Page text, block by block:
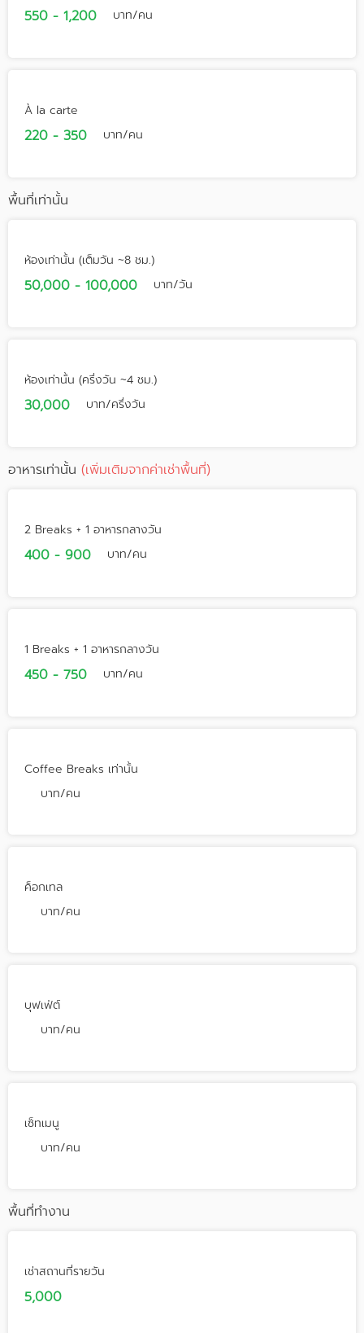
550 - 1,200 บาท/คน
À la carte
220 - 350 บาท/คน
พื้นที่เท่านั้น
ห้องเท่านั้น (เต็มวัน ~8 ชม.)
50,000 - 100,000 บาท/วัน
ห้องเท่านั้น (ครึ่งวัน ~4 ชม.)
30,000 บาท/ครึ่งวัน
อาหารเท่านั้น (เพิ่มเติมจากค่าเช่าพื้นที่)
2 Breaks + 1 อาหารกลางวัน
400 - 900 บาท/คน
1 Breaks + 1 อาหารกลางวัน
450 - 750 บาท/คน
Coffee Breaks เท่านั้น
บาท/คน
ค็อกเทล
บาท/คน
บุฟเฟ่ต์
บาท/คน
เซ็ทเมนู
บาท/คน
พื้นที่ทำงาน
เช่าสถานที่รายวัน
5,000